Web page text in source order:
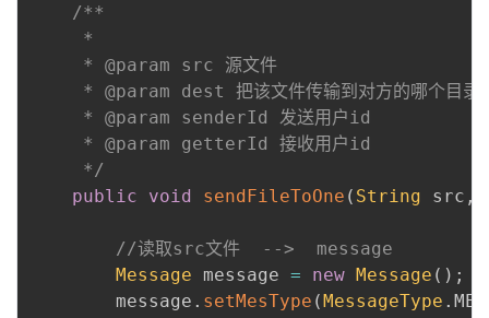
/**
     *
     * @param src 源文件
     * @param dest 把该文件传输到对方的哪个目录
     * @param senderId 发送用户id
     * @param getterId 接收用户id
     */
public
void sendFileToOne ( String src ,
//读取src文件  -->  message
Message message = new Message ( ) ;
        message
. setMesType (MessageType .